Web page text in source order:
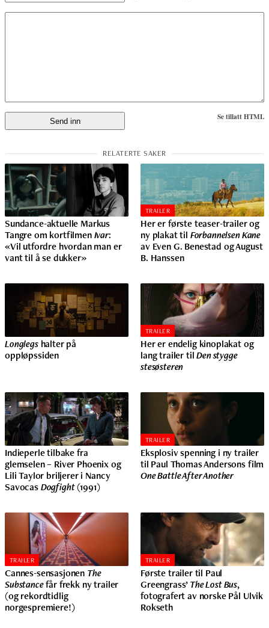
Se tillatt HTML
Sundance-aktuelle Markus
Tangre om kortfilmenIvar:
«Vil utfordre hvordan man er
vant til å se dukker»
TRAILER
Her er første teaser-trailer og
ny plakat til Forbannelsen Kane
av Even G. Benestad og August
B. Hanssen
Longlegshalter på
oppløpssiden
TRAILER
Her er endelig kinoplakat og
lang trailer tilDen stygge
stesøsteren
Indieperle tilbake fra
glemselen – River Phoenix og
Lili Taylor briljerer i Nancy
SavocasDogfight(1991)
TRAILER
Eksplosiv spenning i ny trailer
til Paul Thomas Andersons film
One Battle After Another
TRAILER
Cannes-sensasjonen The
Substancefår frekk ny trailer
(og rekordtidlig
norgespremiere!)
TRAILER
Første trailer til Paul
Greengrass’The Lost Bus,
fotografert av norske Pål Ulvik
Rokseth